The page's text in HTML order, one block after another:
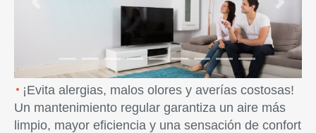
Next
¡Evita alergias, malos olores y averías costosas!
Un mantenimiento regular garantiza un aire más
limpio, mayor eficiencia y una sensación de confort